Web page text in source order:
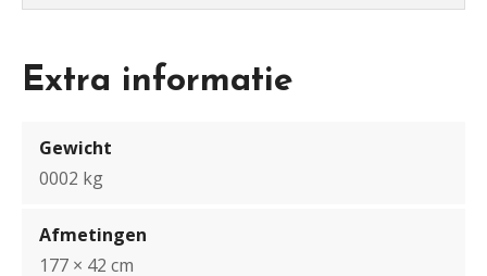
a
d
sExtra informatie
Gewicht
0002 kg
Afmetingen
177 × 42 cm